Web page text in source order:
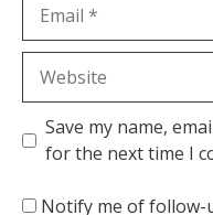
Save my name,
for the next time I
Notify me of follow-